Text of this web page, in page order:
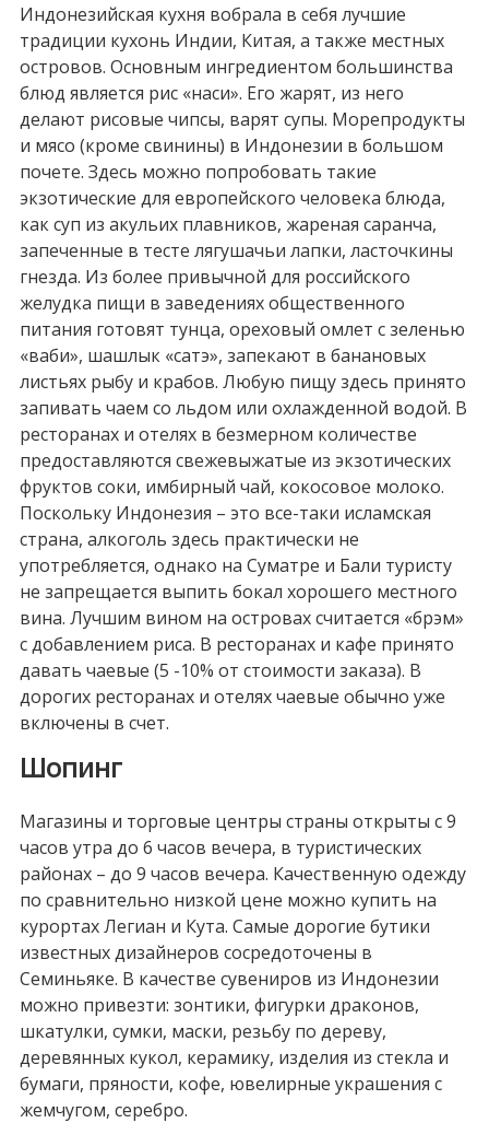
Индонезийская кухня вобрала в себя лучшие
традиции кухонь Индии, Китая, а также местных
островов. Основным ингредиентом большинства
блюд является рис «наси». Его жарят, из него
делают рисовые чипсы, варят супы. Морепродукты
и мясо (кроме свинины) в Индонезии в большом
почете. Здесь можно попробовать такие
экзотические для европейского человека блюда,
как суп из акульих плавников, жареная саранча,
запеченные в тесте лягушачьи лапки, ласточкины
гнезда. Из более привычной для российского
желудка пищи в заведениях общественного
питания готовят тунца, ореховый омлет с зеленью
«ваби», шашлык «сатэ», запекают в банановых
листьях рыбу и крабов. Любую пищу здесь принято
запивать чаем со льдом или охлажденной водой. В
ресторанах и отелях в безмерном количестве
предоставляются свежевыжатые из экзотических
фруктов соки, имбирный чай, кокосовое молоко.
Поскольку Индонезия – это все-таки исламская
страна, алкоголь здесь практически не
употребляется, однако на Суматре и Бали туристу
не запрещается выпить бокал хорошего местного
вина. Лучшим вином на островах считается «брэм»
с добавлением риса. В ресторанах и кафе принято
давать чаевые (5 -10% от стоимости заказа). В
дорогих ресторанах и отелях чаевые обычно уже
включены в счет.
Шопинг
Магазины и торговые центры страны открыты с 9
часов утра до 6 часов вечера, в туристических
районах – до 9 часов вечера. Качественную одежду
по сравнительно низкой цене можно купить на
курортах Легиан и Кута. Самые дорогие бутики
известных дизайнеров сосредоточены в
Семиньяке. В качестве сувениров из Индонезии
можно привезти: зонтики, фигурки драконов,
шкатулки, сумки, маски, резьбу по дереву,
деревянных кукол, керамику, изделия из стекла и
бумаги, пряности, кофе, ювелирные украшения с
жемчугом, серебро.